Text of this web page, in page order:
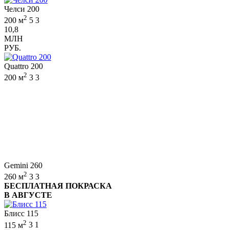
Челси 200
200 м2 5 3
10,8
МЛН
РУБ.
Quattro 200
200 м2 3 3
Gemini 260
260 м2 3 3
БЕСПЛАТНАЯ ПОКРАСКА
В АВГУСТЕ
Блисс 115
115 м2 3 1